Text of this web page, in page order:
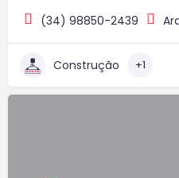
(34) 98850-2439
Construção +1